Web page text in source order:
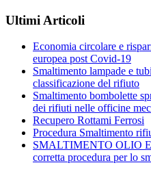
Ultimi Articoli
Economia circolare e
europea post Covid-19
Smaltimento lampade e
classificazione del rifiuto
Smaltimento bombolette
dei rifiuti nelle officine
Recupero Rottami Ferrosi
Procedura Smaltimento
SMALTIMENTO OLIO
corretta procedura per lo